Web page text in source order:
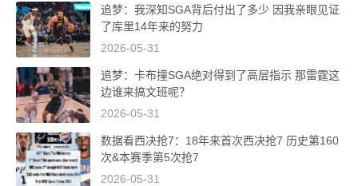
追梦：我深知SGA背后付出了多少 因我亲眼见证
了库里14年来的努力
2026-05-31
追梦：卡布撞SGA绝对得到了高层指示 那雷霆这
边谁来搞文班呢？
2026-05-31
数据看西决抢7：18年来首次西决抢7 历史第160
次&本赛季第5次抢7
2026-05-31